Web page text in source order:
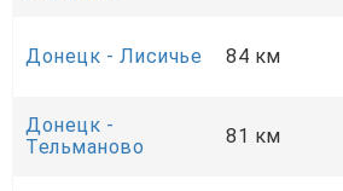
Донецк - Лисичье 84 км
Донецк -
Тельманово
81 км